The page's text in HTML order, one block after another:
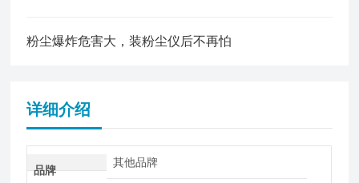
粉尘爆炸危害大，装粉尘仪后不再怕
详细介绍
品牌
其他品牌